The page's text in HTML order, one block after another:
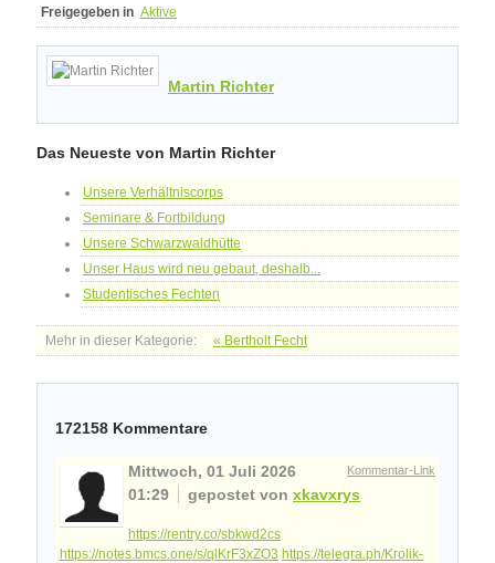
Freigegeben in Aktive
Martin Richter
Das Neueste von Martin Richter
Unsere Verhältniscorps
Seminare & Fortbildung
Unsere Schwarzwaldhütte
Unser Haus wird neu gebaut, deshalb...
Studentisches Fechten
Mehr in dieser Kategorie: « Bertholt Fecht
172158 Kommentare
Kommentar-Link
Mittwoch, 01 Juli 2026
01:29
gepostet von xkavxrys
https://rentry.co/sbkwd2cs
https://notes.bmcs.one/s/qlKrF3xZO3 https://telegra.ph/Krolik-